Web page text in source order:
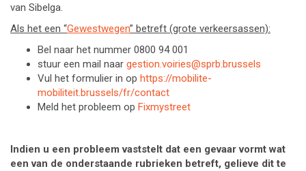
van Sibelga.
Als het een “Gewestwegen” betreft (grote verkeersassen):
Bel naar het nummer 0800 94 001
stuur een mail naar gestion.voiries@sprb.brussels
Vul het formulier in op https://mobilite-
mobiliteit.brussels/fr/contact
Meld het probleem op Fixmystreet
Indien u een probleem vaststelt dat een gevaar vormt wat
een van de onderstaande rubrieken betreft, gelieve dit te